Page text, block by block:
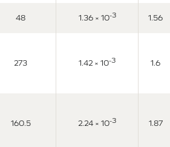
48 1.36 × 10-3 1.56
273 1.42 × 10-3 1.6
160.5 2.24 × 10-3 1.87